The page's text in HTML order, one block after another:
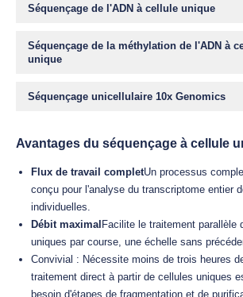
Séquençage de l'ADN à cellule unique
Séquençage de la méthylation de l'ADN à
unique
Séquençage unicellulaire 10x Genomics
Avantages du séquençage à cellule
Flux de travail completUn processus
conçu pour l'analyse du transcriptome entier
individuelles.
Débit maximal Facilite le traitement parallèle
uniques par course, une échelle sans
Convivial : Nécessite moins de trois heures
traitement direct à partir de cellules uniques
besoin d'étapes de fragmentation et de